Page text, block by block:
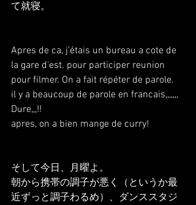
て就寝。
Apres de ca, j'étais un bureau a cote de
la gare d'est. pour participer reunion
pour filmer. On a fait répéter de parole.
il y a beaucoup de parole en francais,,,,,,,
Dure,,,!!
apres, on a bien mange de curry!
そして今日、月曜よ。
朝から携帯の調子が悪く（というか最
近ずっと調子わるめ）、ダンススタジ